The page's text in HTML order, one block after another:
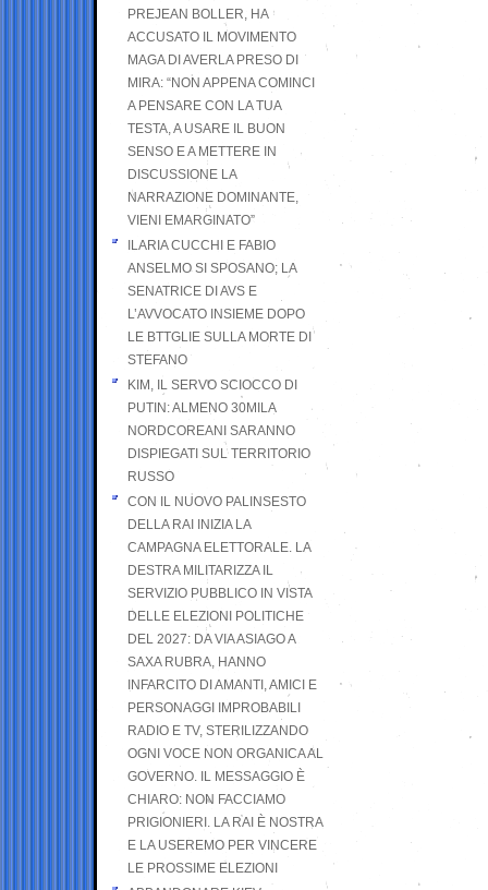
PREJEAN BOLLER, HA
ACCUSATO IL MOVIMENTO
MAGA DI AVERLA PRESO DI
MIRA: “NON APPENA COMINCI
A PENSARE CON LA TUA
TESTA, A USARE IL BUON
SENSO E A METTERE IN
DISCUSSIONE LA
NARRAZIONE DOMINANTE,
VIENI EMARGINATO”
ILARIA CUCCHI E FABIO
ANSELMO SI SPOSANO; LA
SENATRICE DI AVS E
L’AVVOCATO INSIEME DOPO
LE BTTGLIE SULLA MORTE DI
STEFANO
KIM, IL SERVO SCIOCCO DI
PUTIN: ALMENO 30MILA
NORDCOREANI SARANNO
DISPIEGATI SUL TERRITORIO
RUSSO
CON IL NUOVO PALINSESTO
DELLA RAI INIZIA LA
CAMPAGNA ELETTORALE. LA
DESTRA MILITARIZZA IL
SERVIZIO PUBBLICO IN VISTA
DELLE ELEZIONI POLITICHE
DEL 2027: DA VIA ASIAGO A
SAXA RUBRA, HANNO
INFARCITO DI AMANTI, AMICI E
PERSONAGGI IMPROBABILI
RADIO E TV, STERILIZZANDO
OGNI VOCE NON ORGANICA AL
GOVERNO. IL MESSAGGIO È
CHIARO: NON FACCIAMO
PRIGIONIERI. LA RAI È NOSTRA
E LA USEREMO PER VINCERE
LE PROSSIME ELEZIONI